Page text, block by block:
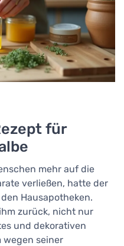
für
mehr auf die
verließen, hatte der
Hausapotheken.
zurück, nicht nur
und dekorativen
wegen seiner